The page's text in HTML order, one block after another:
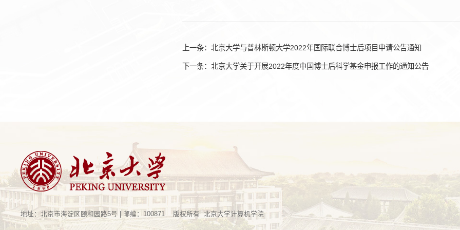
上一条：北京大学与普林斯顿大学2022年国际联合博士后项目申请公告通知
下一条：北京大学关于开展2022年度中国博士后科学基金申报工作的通知公告
地址：北京市海淀区颐和园路5号 | 邮编：100871 版权所有 北京大学计算机学院